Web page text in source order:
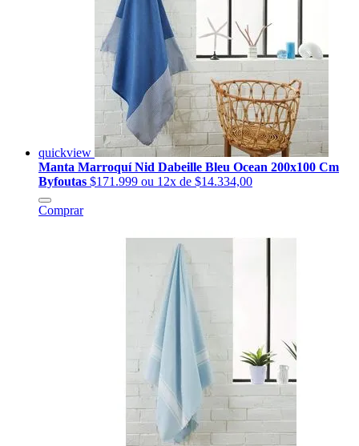
quickview
Manta Marroquí Nid Dabeille Bleu Ocean 200x100 Cm
Byfoutas $171.999 ou 12x de $14.334,00
Comprar